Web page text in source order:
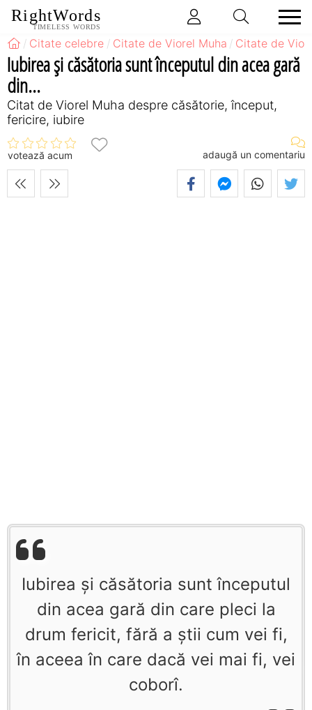
RightWords
TIMELESS WORDS
Citate celebre Citate de Viorel Muha Citate de
Iubirea şi căsătoria sunt începutul din acea gară
din...
Citat de Viorel Muha despre căsătorie, început,
fericire, iubire
votează acum adaugă un comentariu
Iubirea şi căsătoria sunt începutul
din acea gară din care pleci la
drum fericit, fără a ştii cum vei fi,
în aceea în care dacă vei mai fi, vei
coborî.